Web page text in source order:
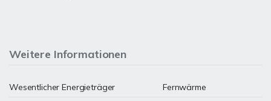
Weitere Informationen
Wesentlicher Energieträger
Fernwärme